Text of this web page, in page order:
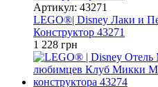
Артикул: 43271
LEGO®| Disney Лаки и
Конструктор 43271
1 228 грн